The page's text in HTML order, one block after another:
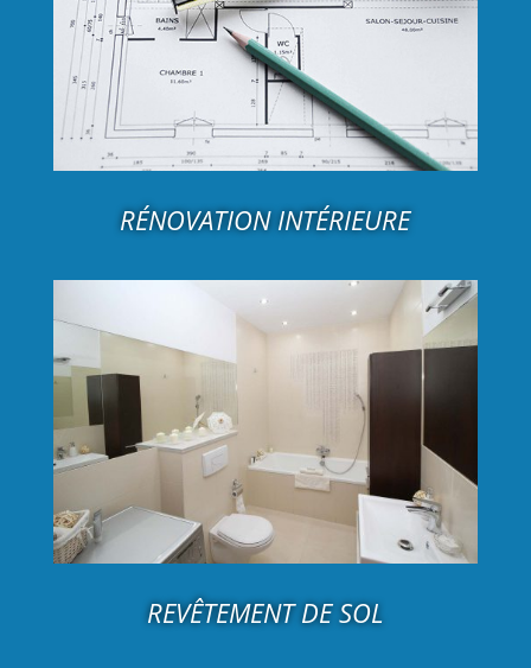
RÉNOVATION INTÉRIEURE
REVÊTEMENT DE SOL